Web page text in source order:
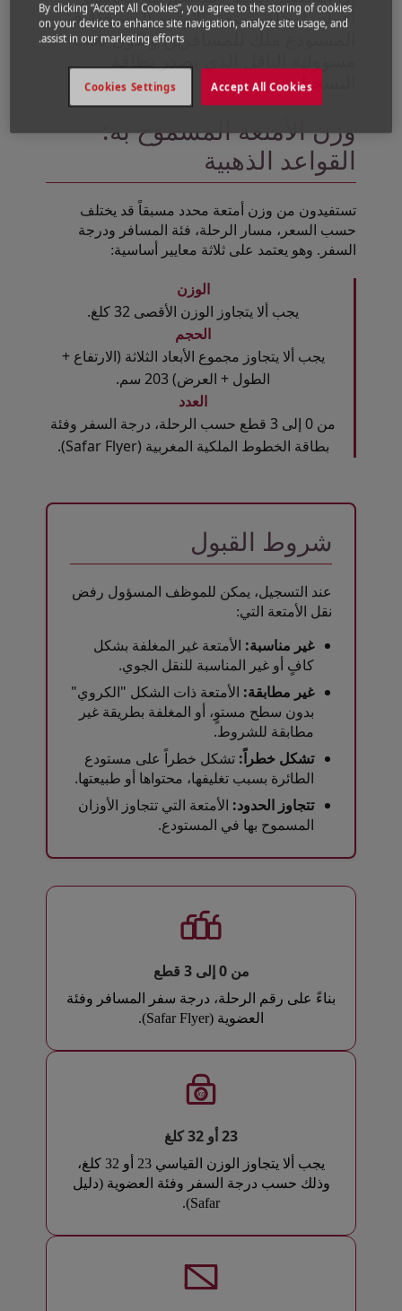
الأولى لرحلة ممتعة. الأمتعة المسجلة في
المستودع ملك للمسافرين وتكون تحت
مسؤولية الناقل الذي يصدر بطاقة
التسجيل.
وزن الأمتعة المسموح به:
القواعد الذهبية
تستفيدون من وزن أمتعة محدد مسبقاً قد يختلف
حسب السعر، مسار الرحلة، فئة المسافر ودرجة
السفر. وهو يعتمد على ثلاثة معايير أساسية:
الوزن
يجب ألا يتجاوز الوزن الأقصى 32 كلغ.
الحجم
يجب ألا يتجاوز مجموع الأبعاد الثلاثة (الارتفاع +
الطول + العرض) 203 سم.
العدد
من 0 إلى 3 قطع حسب الرحلة، درجة السفر وفئة
بطاقة الخطوط الملكية المغربية (Safar Flyer).
شروط القبول
عند التسجيل، يمكن للموظف المسؤول رفض
نقل الأمتعة التي:
غير مناسبة: الأمتعة غير المغلفة بشكل
كافٍ أو غير المناسبة للنقل الجوي.
غير مطابقة: الأمتعة ذات الشكل "الكروي"
بدون سطح مستوٍ، أو المغلفة بطريقة غير
مطابقة للشروط.
تشكل خطراً: تشكل خطراً على مستودع
الطائرة بسبب تغليفها، محتواها أو طبيعتها.
تتجاوز الحدود: الأمتعة التي تتجاوز الأوزان
المسموح بها في المستودع.
من 0 إلى 3 قطع
بناءً على رقم الرحلة، درجة سفر المسافر وفئة
العضوية (Safar Flyer).
kg
23 أو 32 كلغ
يجب ألا يتجاوز الوزن القياسي 23 أو 32 كلغ،
وذلك حسب درجة السفر وفئة العضوية (دليل
Safar).
By clicking “Accept All Cookies”, you agree to the storing of cookies
on your device to enhance site navigation, analyze site usage, and
assist in our marketing efforts.
Accept All Cookies
Cookies Settings